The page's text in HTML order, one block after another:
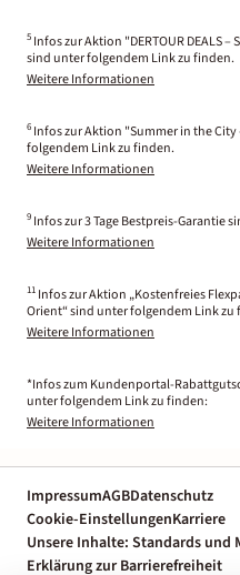
5 Infos zur Aktion "DERTOUR DEALS
sind unter folgendem Link zu finden.
Weitere Informationen
6 Infos zur Aktion "Summer in the
folgendem Link zu finden.
Weitere Informationen
9 Infos zur 3 Tage Bestpreis-Garantie
Weitere Informationen
11 Infos zur Aktion „Kostenfreies
Orient“ sind unter folgendem Link zu
Weitere Informationen
*Infos zum Kundenportal-
unter folgendem Link zu finden:
Weitere Informationen
ImpressumAGBDatenschutz
Cookie-EinstellungenKarriere
Unsere Inhalte: Standards und
Erklärung zur Barrierefreiheit